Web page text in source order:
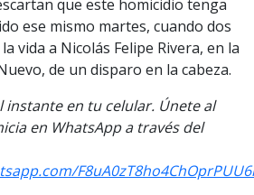
que este homicidio tenga
ese mismo martes, cuando dos
vida a Nicolás Felipe Rivera, en la
de un disparo en la cabeza.
instante en tu celular. Únete al
en WhatsApp a través del